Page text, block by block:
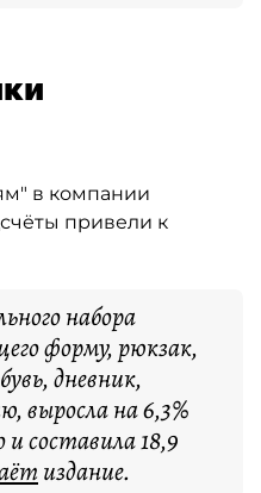
в компании
привели к
набора
форму, рюкзак,
дневник,
выросла на 6,3%
составила 18,9
издание.